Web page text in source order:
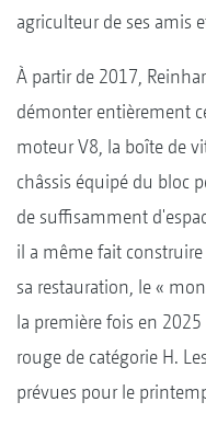
agriculteur de ses amis
À partir de 2017,
démonter entièrement
moteur V8, la boîte de
châssis équipé du bloc
de suffisamment
il a même fait
sa restauration, le «
la première fois en
rouge de catégorie H.
prévues pour le